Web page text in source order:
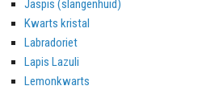
Jaspis (slangenhuid)
Kwarts kristal
Labradoriet
Lapis Lazuli
Lemonkwarts